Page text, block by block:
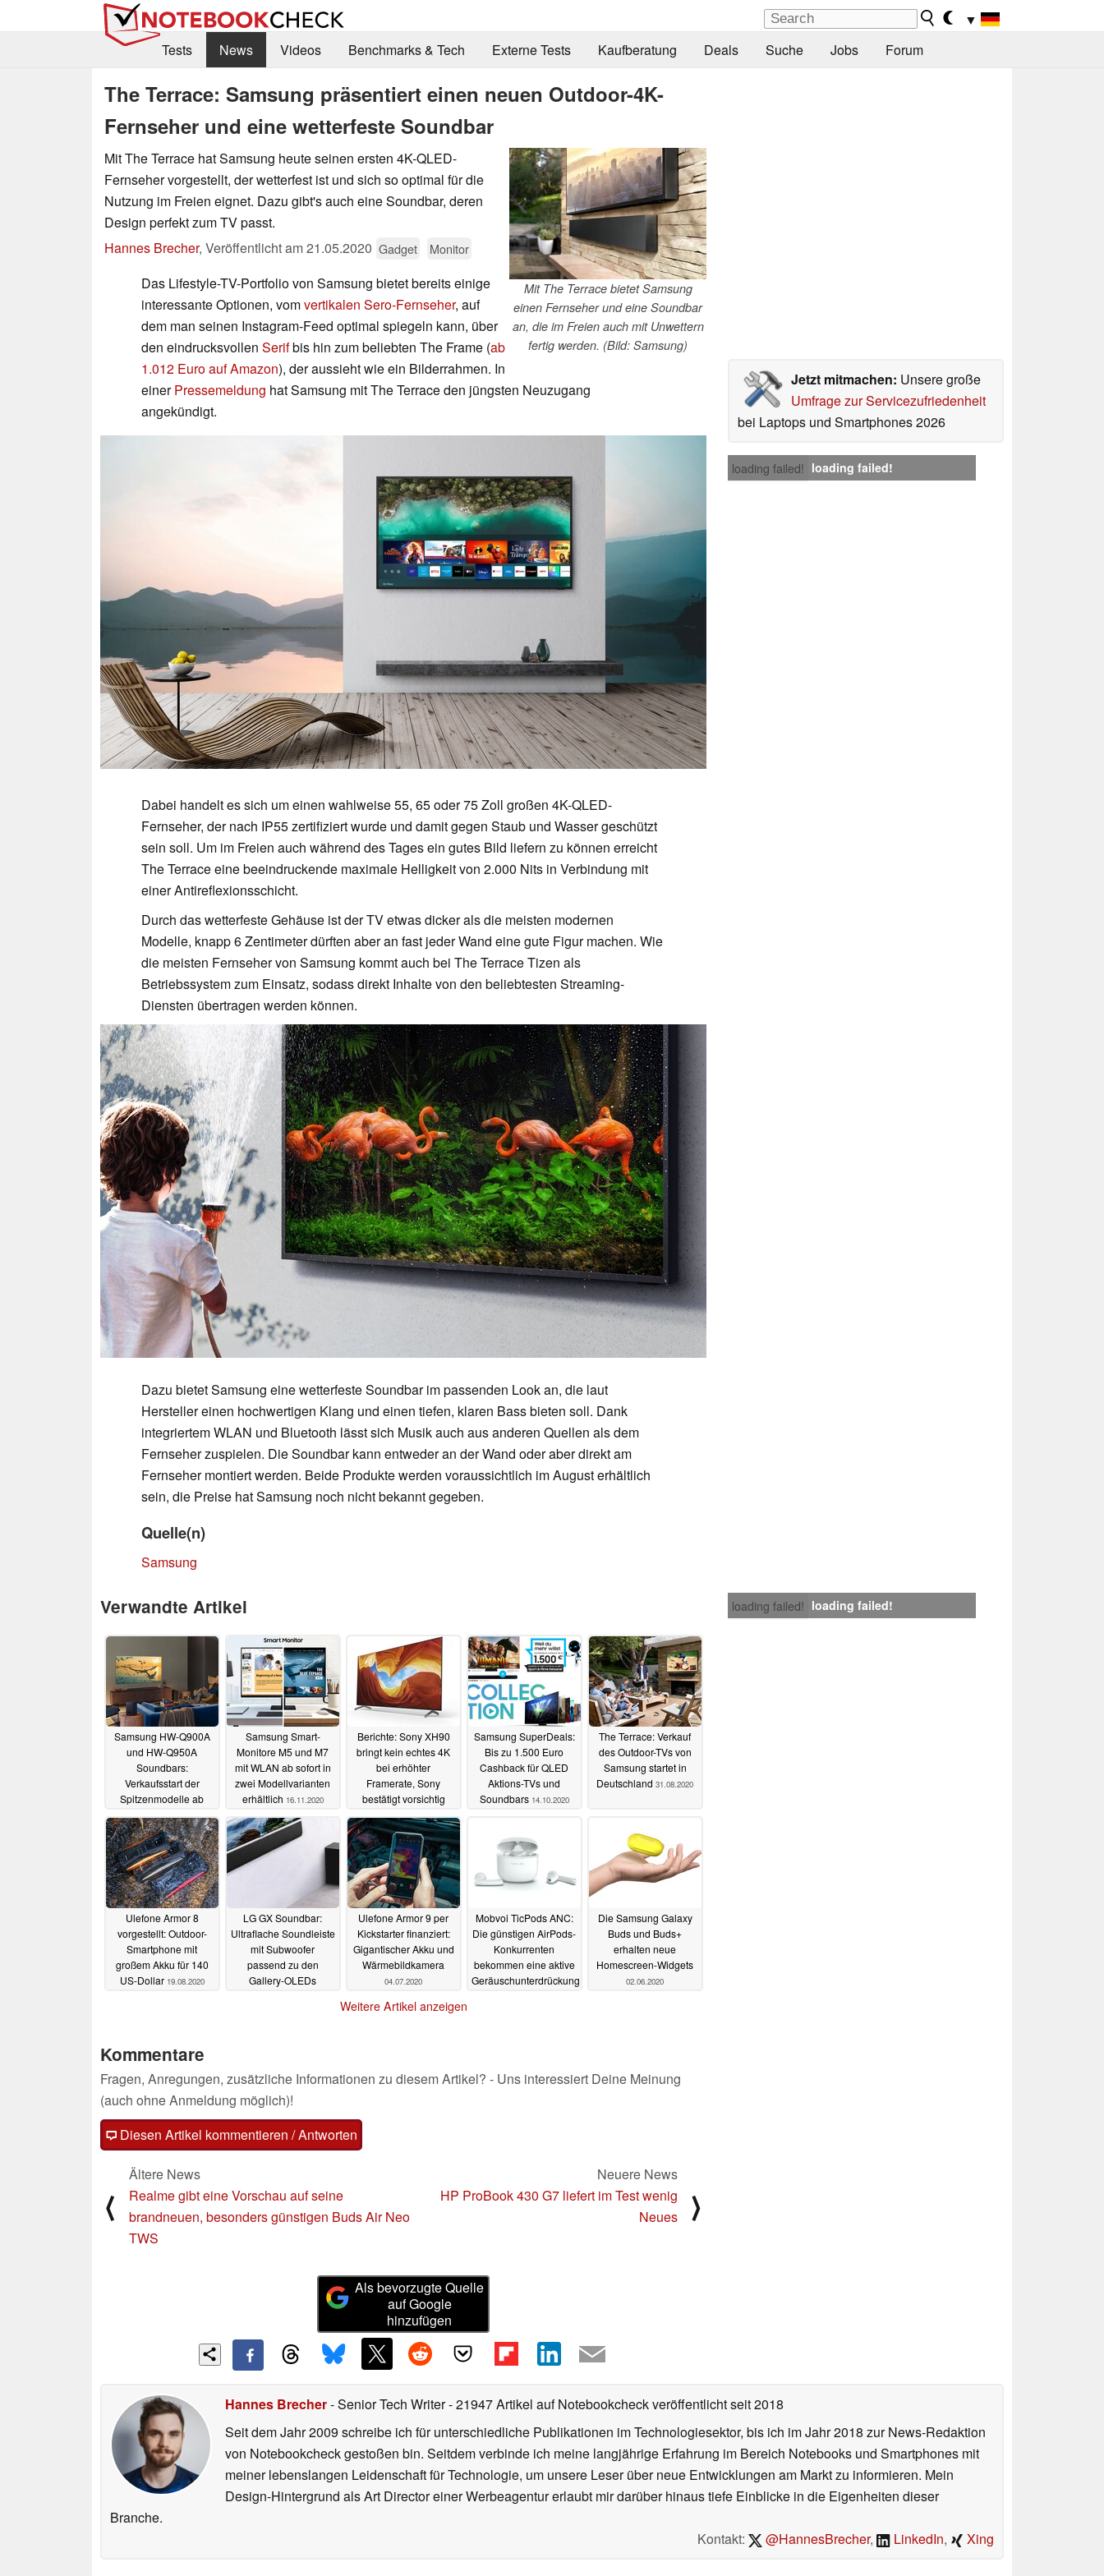
▼
Tests
News Videos Benchmarks & Tech Externe Tests Kaufberatung Deals Suche Jobs Forum
The Terrace: Samsung präsentiert einen neuen Outdoor-4K-
Fernseher und eine wetterfeste Soundbar
Mit The Terrace bietet Samsung
einen Fernseher und eine Soundbar
an, die im Freien auch mit Unwettern
fertig werden. (Bild: Samsung)
Mit The Terrace hat Samsung heute seinen ersten 4K-QLED-
Fernseher vorgestellt, der wetterfest ist und sich so optimal für die
Nutzung im Freien eignet. Dazu gibt's auch eine Soundbar, deren
Design perfekt zum TV passt.
Hannes Brecher, Veröffentlicht am21.05.2020 Gadget Monitor
Jetzt mitmachen: Unsere große
Umfrage zur Servicezufriedenheit
bei Laptops und Smartphones 2026
Das Lifestyle-TV-Portfolio von Samsung bietet bereits einige
interessante Optionen, vomvertikalen Sero-Fernseher, auf
dem man seinen Instagram-Feed optimal spiegeln kann, über
den eindrucksvollen Serifbis hin zum beliebten The Frame (ab
1.012 Euro auf Amazon), der aussieht wie ein Bilderrahmen. In
einerPressemeldung hat Samsung mit The Terrace den jüngsten Neuzugang
angekündigt.
loading failed! loading failed!
Dabei handelt es sich um einen wahlweise 55, 65 oder 75 Zoll großen 4K-QLED-
Fernseher, der nach IP55 zertifiziert wurde und damit gegen Staub und Wasser geschützt
sein soll. Um im Freien auch während des Tages ein gutes Bild liefern zu können erreicht
The Terrace eine beeindruckende maximale Helligkeit von 2.000 Nits in Verbindung mit
einer Antireflexionsschicht.
Durch das wetterfeste Gehäuse ist der TV etwas dicker als die meisten modernen
Modelle, knapp 6 Zentimeter dürften aber an fast jeder Wand eine gute Figur machen. Wie
die meisten Fernseher von Samsung kommt auch bei The Terrace Tizen als
Betriebssystem zum Einsatz, sodass direkt Inhalte von den beliebtesten Streaming-
Diensten übertragen werden können.
Dazu bietet Samsung eine wetterfeste Soundbar im passenden Look an, die laut
Hersteller einen hochwertigen Klang und einen tiefen, klaren Bass bieten soll. Dank
integriertem WLAN und Bluetooth lässt sich Musik auch aus anderen Quellen als dem
Fernseher zuspielen. Die Soundbar kann entweder an der Wand oder aber direkt am
Fernseher montiert werden. Beide Produkte werden voraussichtlich im August erhältlich
sein, die Preise hat Samsung noch nicht bekannt gegeben.
Quelle(n)
Samsung
loading failed! loading failed!
Verwandte Artikel
Samsung HW-Q900A
und HW-Q950A
Soundbars:
Verkaufsstart der
Spitzenmodelle ab
28.05.2021
Samsung Smart-
Monitore M5 und M7
mit WLAN ab sofort in
zwei Modellvarianten
erhältlich 16.11.2020
Berichte: Sony XH90
bringt kein echtes 4K
bei erhöhter
Framerate, Sony
bestätigt vorsichtig
05.11.2020
Samsung SuperDeals:
Bis zu 1.500 Euro
Cashback für QLED
Aktions-TVs und
Soundbars 14.10.2020
The Terrace: Verkauf
des Outdoor-TVs von
Samsung startet in
Deutschland 31.08.2020
Ulefone Armor 8
vorgestellt: Outdoor-
Smartphone mit
großem Akku für 140
US-Dollar 19.08.2020
LG GX Soundbar:
Ultraflache Soundleiste
mit Subwoofer
passend zu den
Gallery-OLEDs
Ulefone Armor 9 per
Kickstarter finanziert:
Gigantischer Akku und
Wärmebildkamera
04.07.2020
Mobvoi TicPods ANC:
Die günstigen AirPods-
Konkurrenten
bekommen eine aktive
Geräuschunterdrückung
Die Samsung Galaxy
Buds und Buds+
erhalten neue
Homescreen-Widgets
02.06.2020
Weitere Artikel anzeigen
Kommentare
Fragen, Anregungen, zusätzliche Informationen zu diesem Artikel? - Uns interessiert Deine Meinung
(auch ohne Anmeldung möglich)!
Diesen Artikel kommentieren / Antworten
⟨
Ältere News
Realme gibt eine Vorschau auf seine
brandneuen, besonders günstigen Buds Air Neo
TWS
Neuere News
HP ProBook 430 G7 liefert im Test wenig
Neues
⟩
Als bevorzugte Quelle
auf Google
hinzufügen
Hannes Brecher- Senior Tech Writer- 21947 Artikel auf Notebookcheck veröffentlichtseit 2018
Seit dem Jahr 2009 schreibe ich für unterschiedliche Publikationen im Technologiesektor, bis ich im Jahr 2018 zur News-Redaktion
von Notebookcheck gestoßen bin. Seitdem verbinde ich meine langjährige Erfahrung im Bereich Notebooks und Smartphones mit
meiner lebenslangen Leidenschaft für Technologie, um unsere Leser über neue Entwicklungen am Markt zu informieren. Mein
Design-Hintergrund als Art Director einer Werbeagentur erlaubt mir darüber hinaus tiefe Einblicke in die Eigenheiten dieser
Branche.
Kontakt:
@HannesBrecher, LinkedIn, Xing